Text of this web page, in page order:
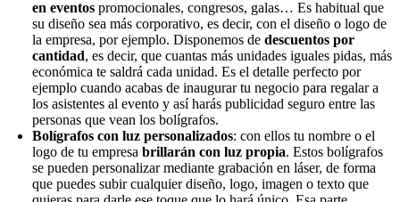
en eventos promocionales, congresos, galas… Es habitual que
su diseño sea más corporativo, es decir, con el diseño o logo de
la empresa, por ejemplo. Disponemos de descuentos por
cantidad, es decir, que cuantas más unidades iguales pidas, más
económica te saldrá cada unidad. Es el detalle perfecto por
ejemplo cuando acabas de inaugurar tu negocio para regalar a
los asistentes al evento y así harás publicidad seguro entre las
personas que vean los bolígrafos.
Bolígrafos con luz personalizados: con ellos tu nombre o el
logo de tu empresa brillarán con luz propia. Estos bolígrafos
se pueden personalizar mediante grabación en láser, de forma
que puedes subir cualquier diseño, logo, imagen o texto que